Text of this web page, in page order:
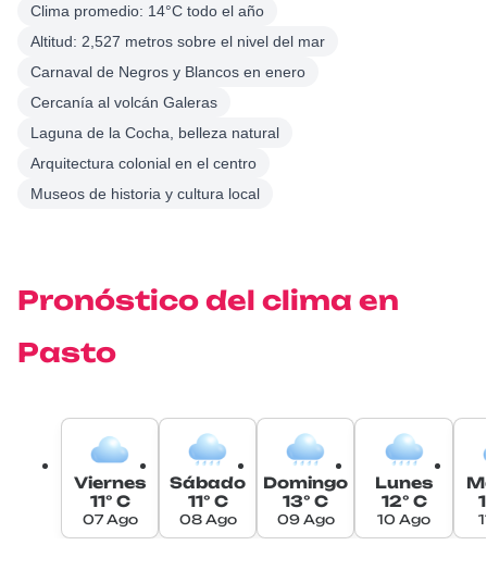
Clima promedio: 14°C todo el año
Altitud: 2,527 metros sobre el nivel del mar
Carnaval de Negros y Blancos en enero
Cercanía al volcán Galeras
Laguna de la Cocha, belleza natural
Arquitectura colonial en el centro
Museos de historia y cultura local
Pronóstico del clima en
Pasto
Viernes
11° C
07 Ago
Sábado
11° C
08 Ago
Domingo
13° C
09 Ago
Lunes
12° C
10 Ago